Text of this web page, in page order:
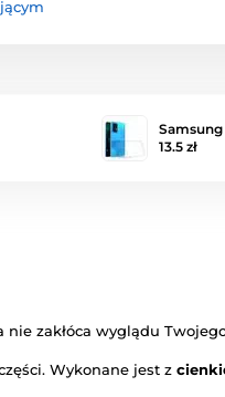
Samsung
13.5 zł
zakłóca wyglądu
Wykonane jest z